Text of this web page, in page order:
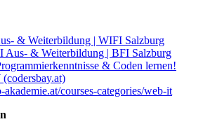
& Weiterbildung | WIFI Salzburg
& Weiterbildung | BFI Salzburg
& Coden lernen!
courses-categories/web-it